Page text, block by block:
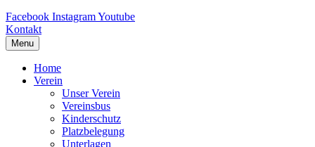
Facebook InstagramYoutube
Kontakt
Menu
Home
Verein
Unser Verein
Vereinsbus
Kinderschutz
Platzbelegung
Unterlagen